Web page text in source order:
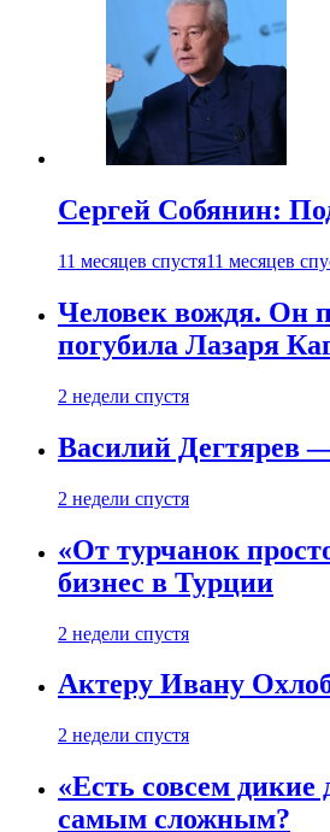
Сергей Собянин:
11 месяцев спустя11 месяцев
Человек вождя. Он
погубила Лазаря
2 недели спустя
Василий Дегтярев
2 недели спустя
«От турчанок
бизнес в Турции
2 недели спустя
Актеру Ивану
2 недели спустя
«Есть совсем
самым сложным?